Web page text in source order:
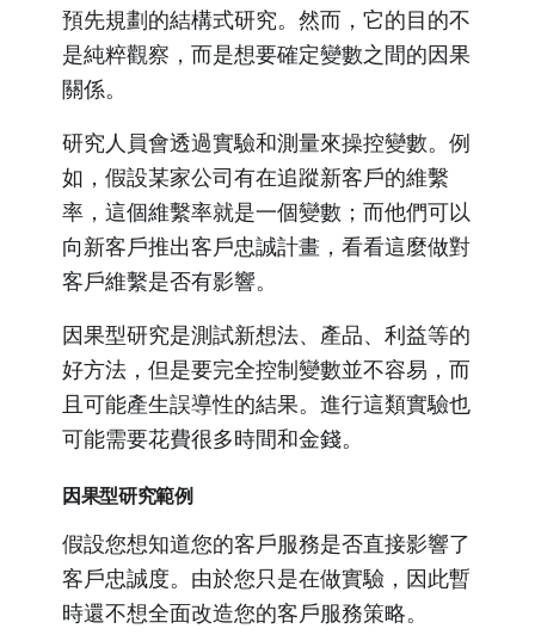
預先規劃的結構式研究。然而，它的目的不
是純粹觀察，而是想要確定變數之間的因果
關係。
研究人員會透過實驗和測量來操控變數。例
如，假設某家公司有在追蹤新客戶的維繫
率，這個維繫率就是一個變數；而他們可以
向新客戶推出客戶忠誠計畫，看看這麼做對
客戶維繫是否有影響。
因果型研究是測試新想法、產品、利益等的
好方法，但是要完全控制變數並不容易，而
且可能產生誤導性的結果。進行這類實驗也
可能需要花費很多時間和金錢。
因果型研究範例
假設您想知道您的客戶服務是否直接影響了
客戶忠誠度。由於您只是在做實驗，因此暫
時還不想全面改造您的客戶服務策略。